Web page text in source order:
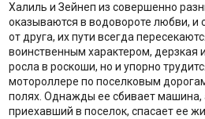
Халиль и Зейнеп из совершенно
оказываются в водовороте любви, и
от друга, их пути всегда
воинственным характером, дерзкая
росла в роскоши, но и упорно
мотороллере по поселковым
полях. Однажды ее сбивает машина,
приехавший в поселок, спасает ее